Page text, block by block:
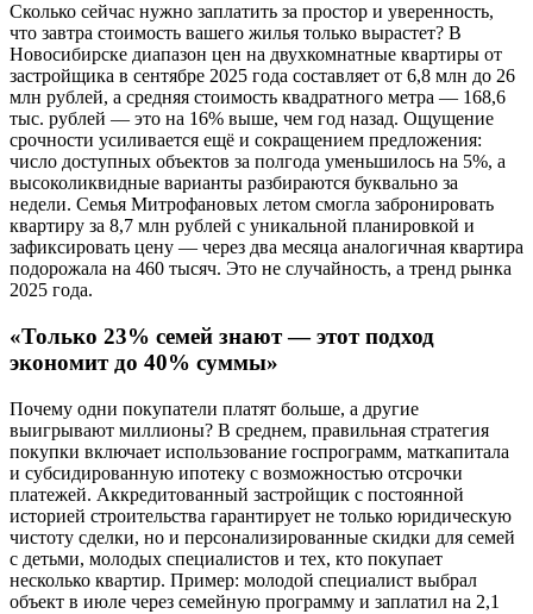
Сколько сейчас нужно заплатить за простор и уверенность,
что завтра стоимость вашего жилья только вырастет? В
Новосибирске диапазон цен на двухкомнатные квартиры от
застройщика в сентябре 2025 года составляет от 6,8 млн до 26
млн рублей, а средняя стоимость квадратного метра — 168,6
тыс. рублей — это на 16% выше, чем год назад. Ощущение
срочности усиливается ещё и сокращением предложения:
число доступных объектов за полгода уменьшилось на 5%, а
высоколиквидные варианты разбираются буквально за
недели. Семья Митрофановых летом смогла забронировать
квартиру за 8,7 млн рублей с уникальной планировкой и
зафиксировать цену — через два месяца аналогичная квартира
подорожала на 460 тысяч. Это не случайность, а тренд рынка
2025 года.
«Только 23% семей знают — этот подход
экономит до 40% суммы»
Почему одни покупатели платят больше, а другие
выигрывают миллионы? В среднем, правильная стратегия
покупки включает использование госпрограмм, маткапитала
и субсидированную ипотеку с возможностью отсрочки
платежей. Аккредитованный застройщик с постоянной
историей строительства гарантирует не только юридическую
чистоту сделки, но и персонализированные скидки для семей
с детьми, молодых специалистов и тех, кто покупает
несколько квартир. Пример: молодой специалист выбрал
объект в июле через семейную программу и заплатил на 2,1